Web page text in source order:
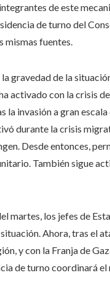
de este
de turno del
mismas fuentes.
gravedad de la
activado con la crisis
la invasión a gran
durante la crisis
Desde entonces,
También sigue
martes, los jefes de
Ahora, tras el
y con la Franja de
de turno coordinará